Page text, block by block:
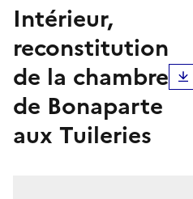
Intérieur,
reconstitution
de la chambre
de Bonaparte
aux Tuileries